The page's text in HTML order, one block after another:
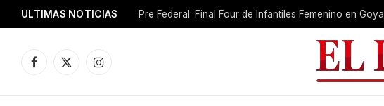
ULTIMAS NOTICIAS Pre Federal: Final Four de Infantiles Femenino en Goya
Facebook
X
Instagram